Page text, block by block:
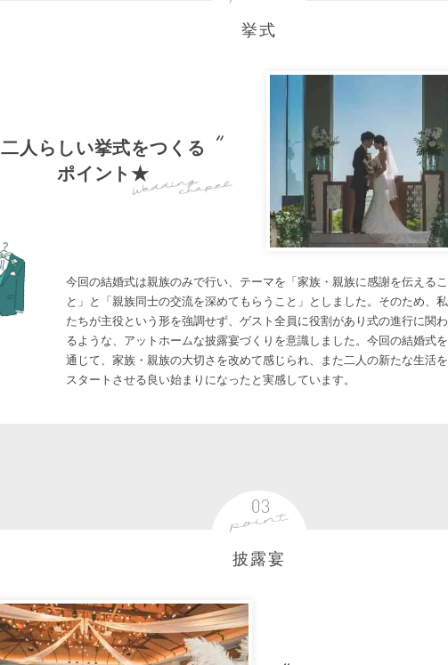
挙式
二人らしい挙式をつくる
ポイント★
今回の結婚式は親族のみで行い、テーマを「家族・親族に感謝を伝えるこ
と」と「親族同士の交流を深めてもらうこと」としました。そのため、私
たちが主役という形を強調せず、ゲスト全員に役割があり式の進行に関わ
るような、アットホームな披露宴づくりを意識しました。今回の結婚式を
通じて、家族・親族の大切さを改めて感じられ、また二人の新たな生活を
スタートさせる良い始まりになったと実感しています。
披露宴